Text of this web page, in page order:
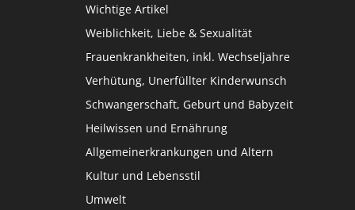
Wichtige Artikel
Weiblichkeit, Liebe & Sexualität
Frauenkrankheiten, inkl. Wechseljahre
Verhütung, Unerfüllter Kinderwunsch
Schwangerschaft, Geburt und Babyzeit
Heilwissen und Ernährung
Allgemeinerkrankungen und Altern
Kultur und Lebensstil
Umwelt